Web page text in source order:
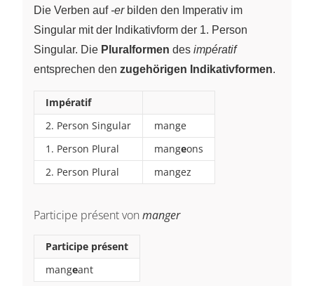
Die Verben auf -erbilden den Imperativ im
Singular mit der Indikativform der 1. Person
Singular. Die Pluralformen des impératif
entsprechen den zugehörigen Indikativformen.
Impératif
2. Person Singular
mange
1. Person Plural
mangeons
2. Person Plural
mangez
Participe présent von manger
Participe présent
mangeant